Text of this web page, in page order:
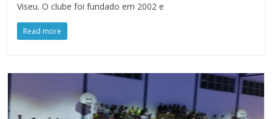
Viseu. O clube foi fundado em 2002 e
Read more